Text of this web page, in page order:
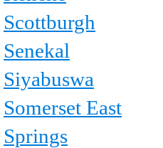
Scottburgh
Senekal
Siyabuswa
Somerset East
Springs